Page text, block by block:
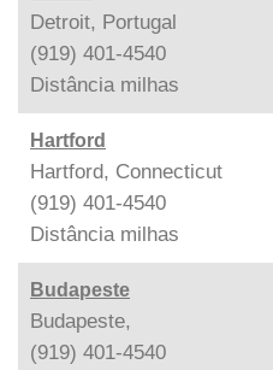
Detroit, Portugal
(919) 401-4540
Distância milhas
Hartford
Hartford, Connecticut
(919) 401-4540
Distância milhas
Budapeste
Budapeste,
(919) 401-4540